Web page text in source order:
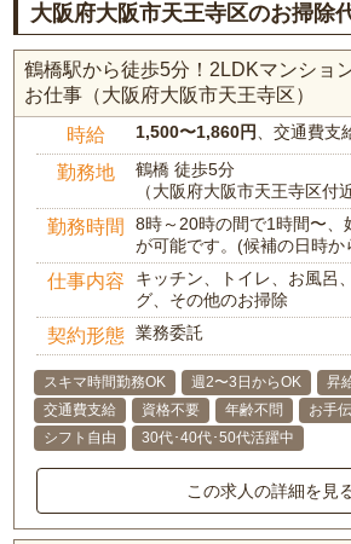
大阪府大阪市天王寺区のお掃除
鶴橋駅から徒歩5分！2LDKマンショ
お仕事（大阪府大阪市天王寺区）
時給 1,500〜1,860円 、交通費支
勤務地
鶴橋 徒歩5分
（大阪府大阪市天王寺区付近
勤務時間
8時～20時の間で1時間〜、
が可能です。(候補の日時か
仕事内容
キッチン、トイレ、お風呂
グ、その他のお掃除
契約形態 業務委託
スキマ時間勤務OK 週2〜3日からOK 昇
交通費支給
資格不要 年齢不問
お手
シフト自由
30代･40代･50代活躍中
この求人の詳細を見